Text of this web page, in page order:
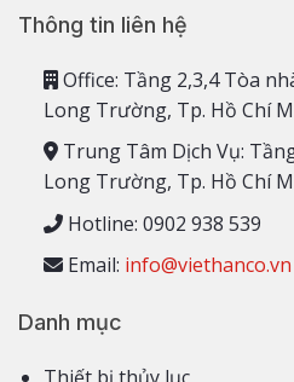
Thông tin liên hệ
Office: Tầng 2,3,4
Long Trường, Tp. Hồ Chí
Trung Tâm Dịch Vụ:
Long Trường, Tp. Hồ Chí
Hotline: 0902 938 539
Email: info@viethanco.vn
Danh mục